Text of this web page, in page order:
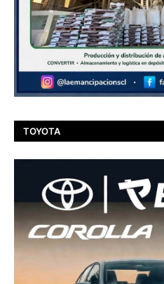
TOYOTA